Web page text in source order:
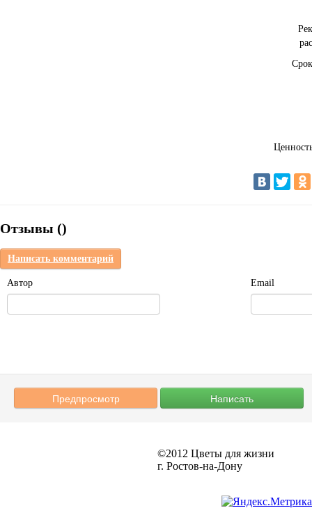
Отзывы ()
Написать комментарий
Автор Email
©2012 Цветы для жизни
г. Ростов-на-Дону